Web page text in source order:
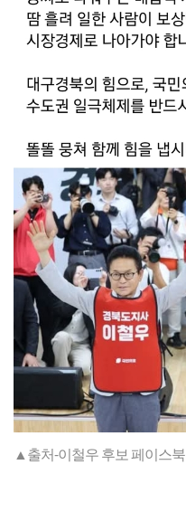
▲출처-이철우 후보 페이스북